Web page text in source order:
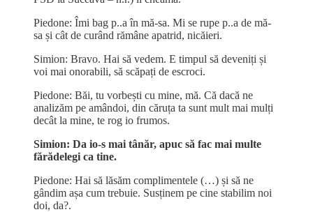
Piedone: Îmi bag p..a în mă-sa. Mi se rupe p..a de mă-
sa și cât de curând rămâne apatrid, nicăieri.
Simion: Bravo. Hai să vedem. E timpul să deveniți și
voi mai onorabili, să scăpați de escroci.
Piedone: Băi, tu vorbești cu mine, mă. Că dacă ne
analizăm pe amândoi, din căruța ta sunt mult mai mulți
decât la mine, te rog io frumos.
Simion: Da io-s mai tânăr, apuc să fac mai multe
fărădelegi ca tine.
Piedone: Hai să lăsăm complimentele (…) și să ne
gândim așa cum trebuie. Susținem pe cine stabilim noi
doi, da?.